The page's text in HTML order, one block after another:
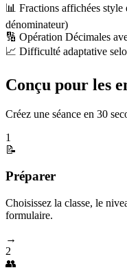
📊 Fractions affichées style
dénominateur)
🔢 Opération Décimales
📈 Difficulté adaptative
Conçu pour les
Créez une séance en 30
1
📝
Préparer
Choisissez la classe, le
formulaire.
→
2
👥